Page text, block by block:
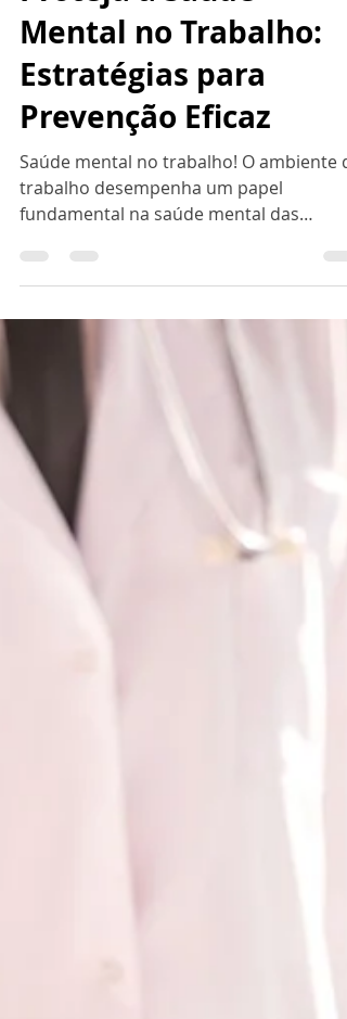
Proteja a Saúde
Mental no Trabalho:
Estratégias para
Prevenção Eficaz
Saúde mental no trabalho! O ambiente
trabalho desempenha um papel
fundamental na saúde mental das